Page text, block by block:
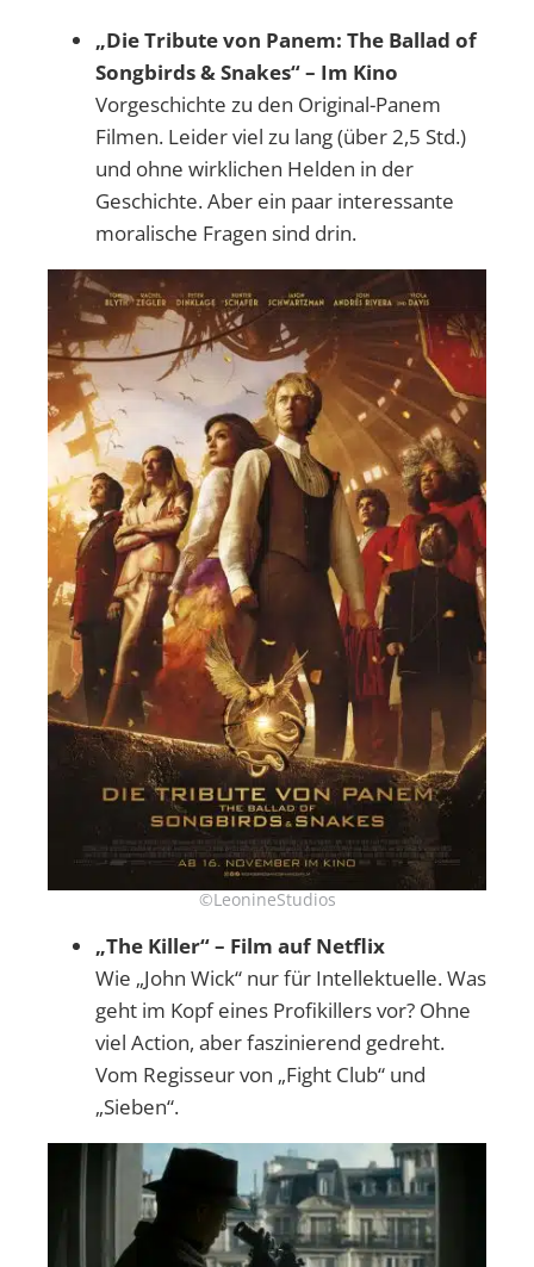
„Die Tribute von Panem: The Ballad of
Songbirds & Snakes“ – Im Kino
Vorgeschichte zu den Original-Panem
Filmen. Leider viel zu lang (über 2,5 Std.)
und ohne wirklichen Helden in der
Geschichte. Aber ein paar interessante
moralische Fragen sind drin.
©LeonineStudios
„The Killer“ – Film auf Netflix
Wie „John Wick“ nur für Intellektuelle. Was
geht im Kopf eines Profikillers vor? Ohne
viel Action, aber faszinierend gedreht.
Vom Regisseur von „Fight Club“ und
„Sieben“.